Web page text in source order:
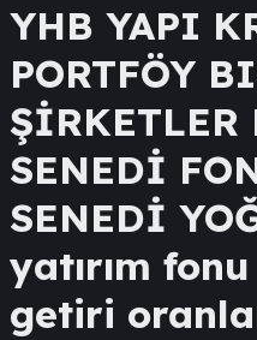
YHB YAPI
PORTFÖY
ŞİRKETLER
SENEDİ
SENEDİ
yatırım
getiri